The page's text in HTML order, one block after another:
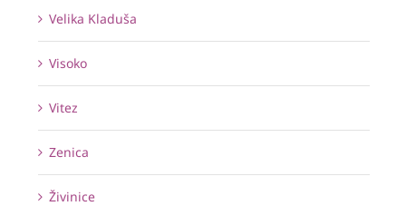
Velika Kladuša
Visoko
Vitez
Zenica
Živinice